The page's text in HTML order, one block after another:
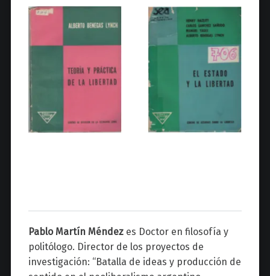
Pablo Martín Méndez es Doctor en filosofía y
politólogo. Director de los proyectos de
investigación: “Batalla de ideas y producción de